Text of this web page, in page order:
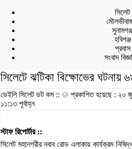
সিলেট
হবিগঞ্জ
প্রবাস
সংবাদ
সিলেটে ঝটিকা বিক্ষোভের
ডেইলি সিলেট ডট কম ::
প্রকাশিত হয়েছে : ২০
১১:১৩ পূর্বাহ্ন
স্টাফ রিপোর্টার ::
সিলেট মহানগরীর নবাব রোড এলাকায় কার্যক্রম